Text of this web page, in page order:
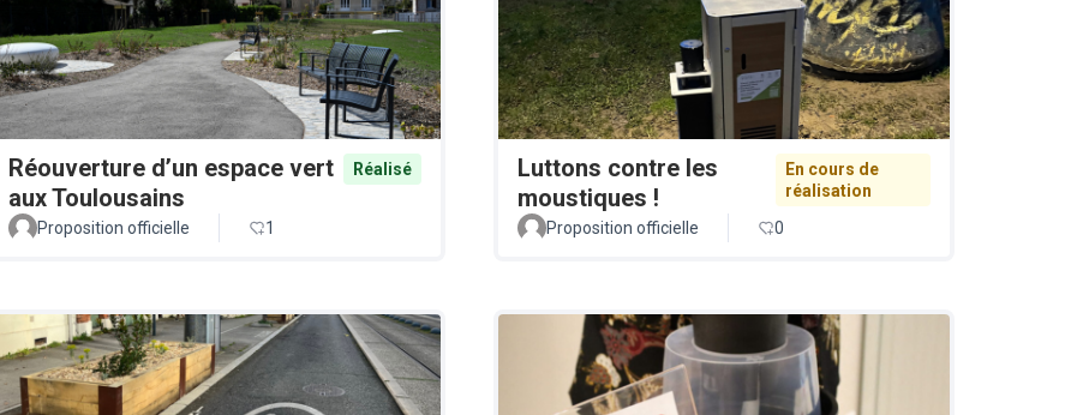
Réouverture d’un espace vert
aux Toulousains
Réalisé
Proposition officielle 1
Luttons contre les
moustiques !
En cours de
réalisation
Proposition officielle
0